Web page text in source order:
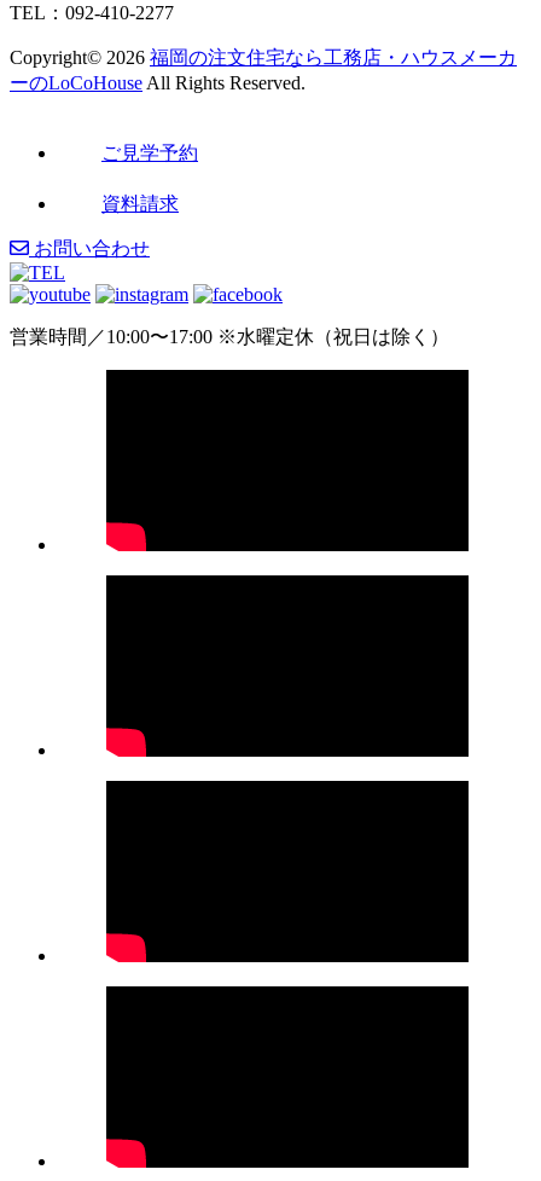
TEL：092-410-2277
Copyright© 2026 福岡の注文住宅なら工務店・ハウスメーカ
ーのLoCoHouse All Rights Reserved.
ご見学予約
資料請求
お問い合わせ
営業時間／10:00〜17:00 ※水曜定休（祝日は除く）